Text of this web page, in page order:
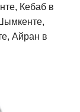
Кебаб в
Айран в